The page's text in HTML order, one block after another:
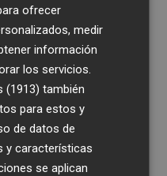
ofrecer
medir
información
los servicios.
(1913) también
para estos y
de datos de
y características
se aplican